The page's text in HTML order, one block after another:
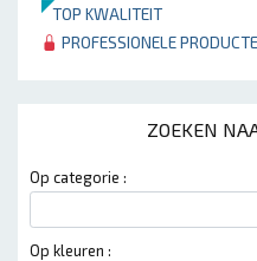
TOP KWALITEIT
PROFESSIONELE
ZOEKEN
Op categorie :
Op kleuren :